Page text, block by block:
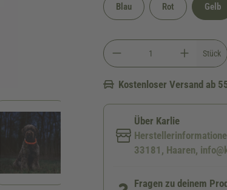
Blau Rot Gelb
Stück
Kostenloser Versand ab
Über Karlie
33181, Haaren,
Fragen zu deinem